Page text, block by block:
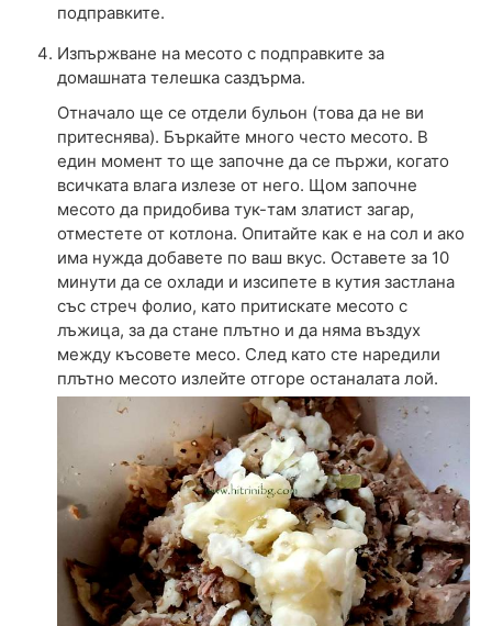
подправките.
Изпържване на месото с подправките за
домашната телешка саздърма.
Отначало ще се отдели бульон (това да не ви
притеснява). Бъркайте много често месото. В
един момент то ще започне да се пържи, когато
всичката влага излезе от него. Щом започне
месото да придобива тук-там златист загар,
отместете от котлона. Опитайте как е на сол и ако
има нужда добавете по ваш вкус. Оставете за 10
минути да се охлади и изсипете в кутия застлана
със стреч фолио, като притискате месото с
лъжица, за да стане плътно и да няма въздух
между късовете месо. След като сте наредили
плътно месото излейте отгоре останалата лой.